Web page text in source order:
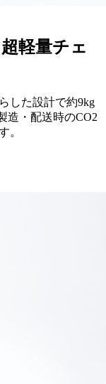
軽量チェ
した設計で約9kg
造・配送時のCO2
。